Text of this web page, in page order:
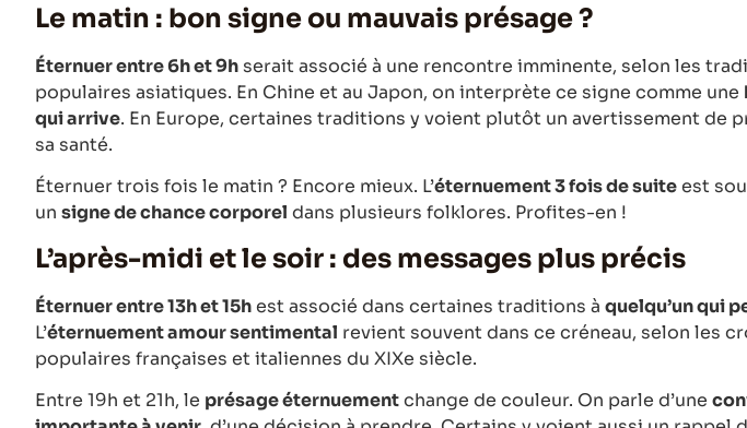
Le matin : bon signe ou mauvais présage ?
Éternuer entre 6h et 9h serait associé à une rencontre imminente, selon les
populaires asiatiques. En Chine et au Japon, on interprète ce signe comme une
qui arrive. En Europe, certaines traditions y voient plutôt un avertissement de
sa santé.
Éternuer trois fois le matin ? Encore mieux. L’éternuement 3 fois de suiteest
un signe de chance corporel dans plusieurs folklores. Profites-en !
L’après-midi et le soir : des messages plus précis
Éternuer entre 13h et 15hest associé dans certaines traditions à quelqu’un qui
L’éternuement amour sentimental revient souvent dans ce créneau, selon les
populaires françaises et italiennes du XIXe siècle.
Entre 19h et 21h, le présage éternuementchange de couleur. On parle d’une